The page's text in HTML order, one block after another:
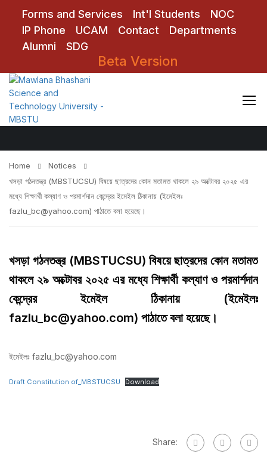
Forms and Services Int'l Students
NOC
IP Phone
UCAM Contact
Departments
Alumni
SDG
Beta Version
Notices
Home
Notices
খসড়া গঠনতন্ত্র (MBSTUCSU) বিষয়ে ছাত্রদের কোন মতামত থাকলে ২৯ অক্টোবর ২০২৫ এর
মধ্যে শিক্ষার্থী কল্যাণ ও পরমার্শদান কেন্দ্রের ইমেইল ঠিকানায় (ইমেইলঃ
fazlu_bc@yahoo.com) পাঠাতে বলা হয়েছে।
খসড়া গঠনতন্ত্র (MBSTUCSU) বিষয়ে ছাত্রদের কোন মতামত
থাকলে ২৯ অক্টোবর ২০২৫ এর মধ্যে শিক্ষার্থী কল্যাণ ও পরমার্শদান
কেন্দ্রের ইমেইল ঠিকানায় (ইমেইলঃ
fazlu_bc@yahoo.com) পাঠাতে বলা হয়েছে।
ইমেইলঃ fazlu_bc@yahoo.com
Draft Constitution of_MBSTUCSU Download
Share: